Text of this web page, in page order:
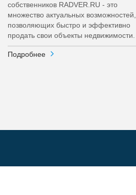
собственников RADVER.RU - это
множество актуальных возможностей,
позволяющих быстро и эффективно
продать свои объекты недвижимости.
Подробнее